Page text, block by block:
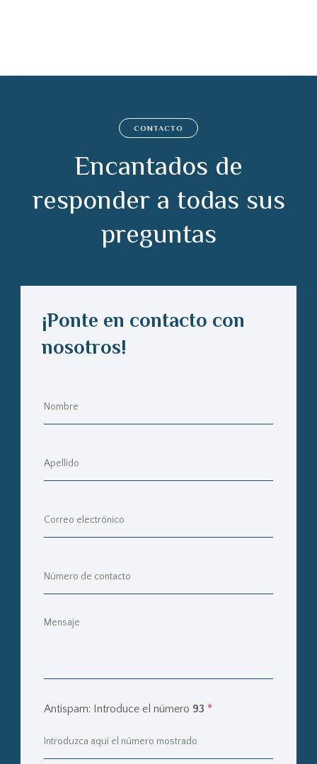
CONTACTO
Encantados de
responder a todas sus
preguntas
¡Ponte en contacto con
nosotros!
Antispam: Introduce el número 93 *